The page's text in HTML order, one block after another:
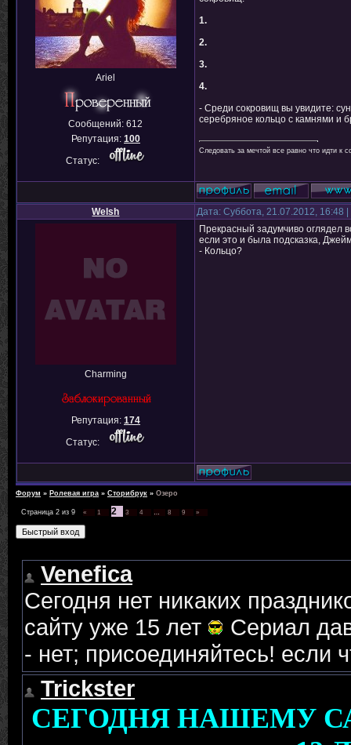
Ariel
Сообщений:612
Репутация: 100
Статус:
1.
2.
3.
4.
- Среди сокровищ вы увидите:
серебряное кольцо с камнями и
Следовать за мечтой все равно что идти к
Welsh Дата: Суббота, 21.07.2012,
Charming
Репутация: 174
Статус:
Прекрасный задумчиво оглядел
если это и была подсказка,
- Кольцо?
Форум » Ролевая игра » Сторибрук » Озеро
Страница 2 из 9 « 1 2 3 4 … 8 9 »